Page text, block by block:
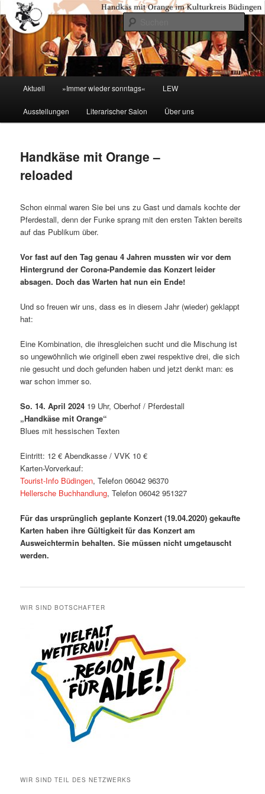
primären
Inhalt
springenKulturkreis Buedingen
Aktuell »Immer wieder sonntags« LEW
Ausstellungen Literarischer Salon Über uns
Handkäse mit Orange –
reloaded
Schon einmal waren Sie bei uns zu Gast und damals kochte der
Pferdestall, denn der Funke sprang mit den ersten Takten bereits
auf das Publikum über.
Vor fast auf den Tag genau 4 Jahren mussten wir vor dem
Hintergrund der Corona-Pandemie das Konzert leider
absagen. Doch das Warten hat nun ein Ende!
Und so freuen wir uns, dass es in diesem Jahr (wieder) geklappt
hat:
Eine Kombination, die ihresgleichen sucht und die Mischung ist
so ungewöhnlich wie originell eben zwei respektive drei, die sich
nie gesucht und doch gefunden haben und jetzt denkt man: es
war schon immer so.
So. 14. April 2024 19 Uhr, Oberhof / Pferdestall
„Handkäse mit Orange“
Blues mit hessischen Texten
Eintritt: 12 € Abendkasse / VVK 10 €
Karten-Vorverkauf:
Tourist-Info Büdingen, Telefon 06042 96370
Hellersche Buchhandlung, Telefon 06042 951327
Für das ursprünglich geplante Konzert (19.04.2020) gekaufte
Karten haben ihre Gültigkeit für das Konzert am
Ausweichtermin behalten. Sie müssen nicht umgetauscht
werden.
WIR SIND BOTSCHAFTER
WIR SIND TEIL DES NETZWERKS